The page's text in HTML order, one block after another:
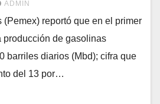
ADMIN
(Pemex) reportó que en el primer
producción de gasolinas
barriles diarios (Mbd); cifra que
del 13 por…